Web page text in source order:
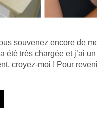
souvenez encore de
été très chargée et j’ai
croyez-moi ! Pour